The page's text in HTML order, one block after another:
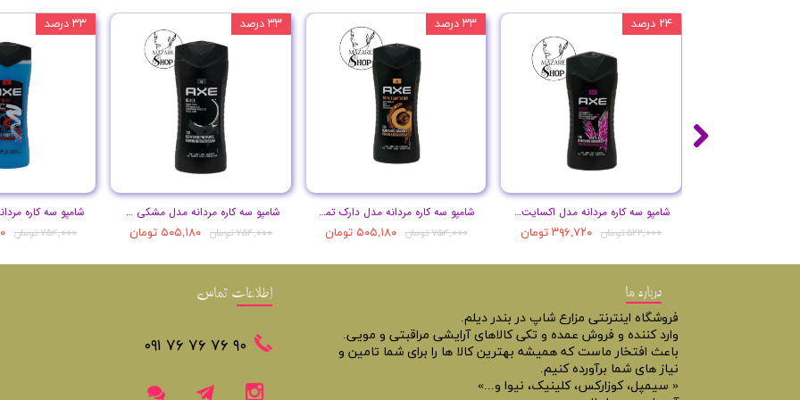
۷۵۴,۰۰۰ تومان
۳۳ درصد
شامپو سه کاره مردانه مدل مشکی حجم 400 میل
۷۵۴,۰۰۰ تومان ۵۰۵,۱۸۰ تومان
۳۳ درصد
شامپو سه کاره مردانه مدل دارک تمپتیشن حجم 400 میل
۷۵۴,۰۰۰ تومان ۵۰۵,۱۸۰ تومان
۳۳ درصد
شامپو سه کاره مردانه مدل اکسایت حجم 250 میل
۵۲۲,۰۰۰ تومان ۳۹۶,۷۲۰ تومان
۲۴ درصد
درباره ما
فروشگاه اینترنتی مزارع شاپ در بندر دیلم.
وارد کننده و فروش عمده و تکی کالاهای آرایشی مراقبتی و مویی.
باعث افتخار ماست که همیشه بهترین کالا ها را برای شما تامین و
نیاز های شما برآورده کنیم.
« سیمپل، کوزارکس، کلینیک، نیوا و...»
اطلاعات تماس
​​٩٠ ٧۶ ٧۶ ٧۶ ٠٩١